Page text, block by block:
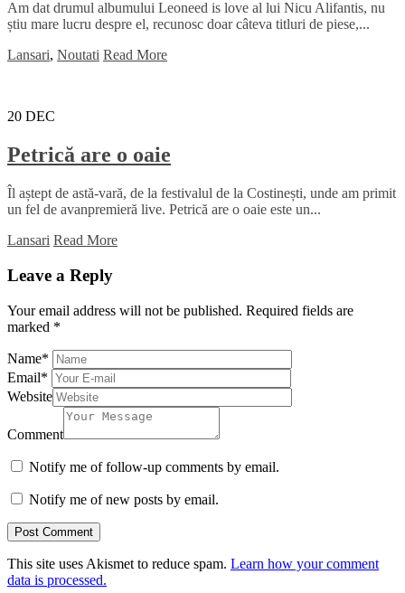
Am dat drumul albumului Leoneed is love al lui Nicu Alifantis, nu
știu mare lucru despre el, recunosc doar câteva titluri de piese,...
Lansari, Noutati Read More
20 DEC
Petrică are o oaie
Îl aștept de astă-vară, de la festivalul de la Costinești, unde am primit
un fel de avanpremieră live. Petrică are o oaie este un...
Lansari Read More
Leave a Reply
Your email address will not be published. Required fields are
marked *
Name*
Email*
Website
Comment
Notify me of follow-up comments by email.
Notify me of new posts by email.
This site uses Akismet to reduce spam. Learn how your comment
data is processed.